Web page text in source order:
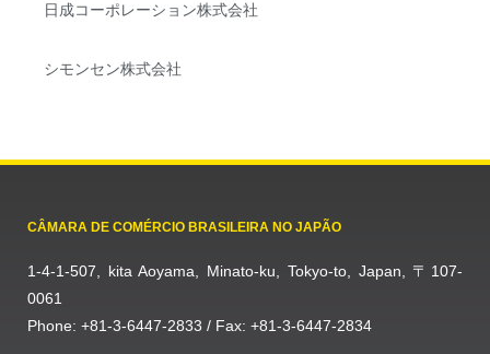
日成コーポレーション株式会社
シモンセン株式会社
CÂMARA DE COMÉRCIO BRASILEIRA NO JAPÃO
1-4-1-507, kita Aoyama, Minato-ku, Tokyo-to, Japan, 〒107-
0061
Phone: +81-3-6447-2833 / Fax: +81-3-6447-2834